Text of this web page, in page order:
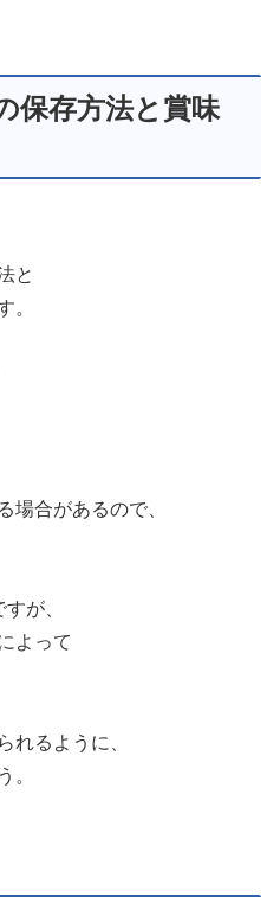
保存方法と賞味
と
。
場合があるので、
が、
よって
れるように、
。